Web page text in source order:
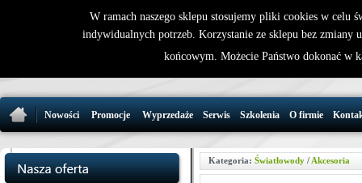
32 721 86
Nowości Promocje Wyprzedaże Serwis Szkolenia O firmie
Kategoria: Światłowody/ Akcesoria
W ramach naszego sklepu stosujemy pliki cookies w celu
indywidualnych potrzeb. Korzystanie ze sklepu bez zmiany
końcowym. Możecie Państwo dokonać w